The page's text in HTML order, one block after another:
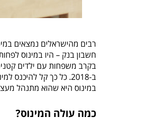
חשבון בנק – היו במינוס
ב-2018. כל כך קל
במינוס היא שהוא מתנהל
כמה עולה המינוס?